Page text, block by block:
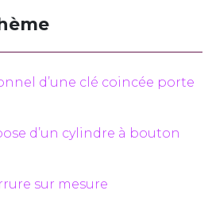
d’une clé coincée porte
d’un cylindre à bouton
sur mesure